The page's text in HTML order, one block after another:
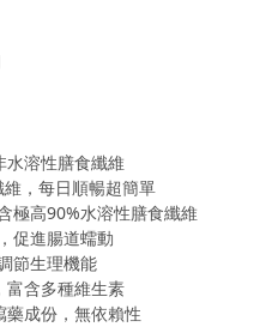
水溶性膳食纖維
，每日順暢超簡單
極高90%水溶性膳食纖維
促進腸道蠕動
節生理機能
富含多種維生素
藥成份，無依賴性